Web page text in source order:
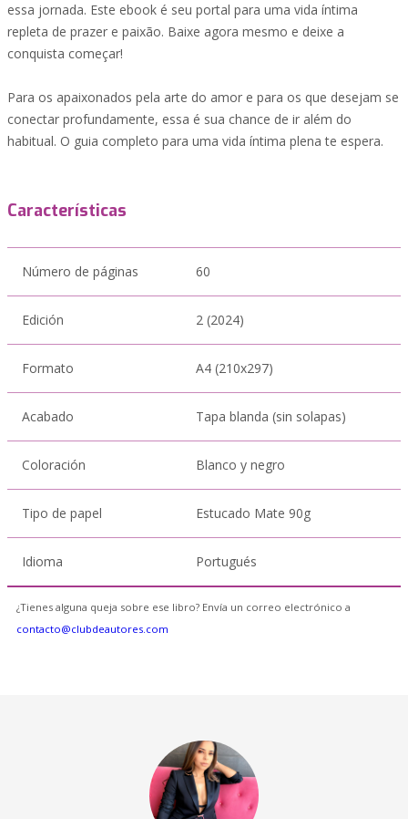
essa jornada. Este ebook é seu portal para uma vida íntima
repleta de prazer e paixão. Baixe agora mesmo e deixe a
conquista começar!
Para os apaixonados pela arte do amor e para os que desejam se
conectar profundamente, essa é sua chance de ir além do
habitual. O guia completo para uma vida íntima plena te espera.
Características
Número de páginas 60
Edición 2 (2024)
Formato A4 (210x297)
Acabado Tapa blanda (sin solapas)
Coloración Blanco y negro
Tipo de papel Estucado Mate 90g
Idioma Portugués
¿Tienes alguna queja sobre ese libro? Envía un correo electrónico a
contacto@clubdeautores.com